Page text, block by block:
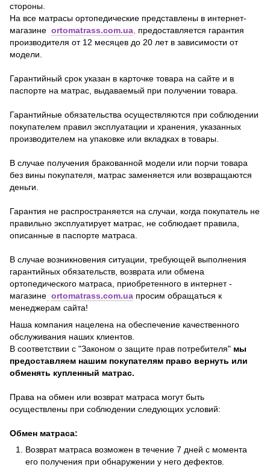
стороны.
На все матрасы ортопедические представлены в интернет-
магазине ortomatrass.com.ua предоставляется гарантия
производителя от 12 месяцев до 20 лет в зависимости от
модели.
Гарантийный срок указан в карточке товара на сайте и в
паспорте на матрас, выдаваемый при получении товара.
Гарантийные обязательства осуществляются при соблюдении
покупателем правил эксплуатации и хранения, указанных
производителем на упаковке или вкладках в товары.
В случае получения бракованной модели или порчи товара
без вины покупателя, матрас заменяется или возвращаются
деньги.
Гарантия не распространяется на случаи, когда покупатель не
правильно эксплуатирует матрас, не соблюдает правила,
описанные в паспорте матраса.
В случае возникновения ситуации, требующей выполнения
гарантийных обязательств, возврата или обмена
ортопедического матраса, приобретенного в интернет -
магазине ortomatrass.com.ua просим обращаться к
менеджерам сайта!
Наша компания нацелена на обеспечение качественного
обслуживания наших клиентов.
В соответствии с "Законом о защите прав потребителя" мы
предоставляем нашим покупателям право вернуть или
обменять купленный матрас.
Права на обмен или возврат матраса могут быть
осуществлены при соблюдении следующих условий:
Обмен матраса:
Возврат матраса возможен в течение 7 дней с момента
его получения при обнаружении у него дефектов.